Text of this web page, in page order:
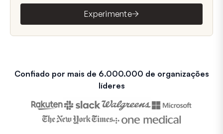
Experimente
Confiado por mais de 6.000.000 de organizações
líderes